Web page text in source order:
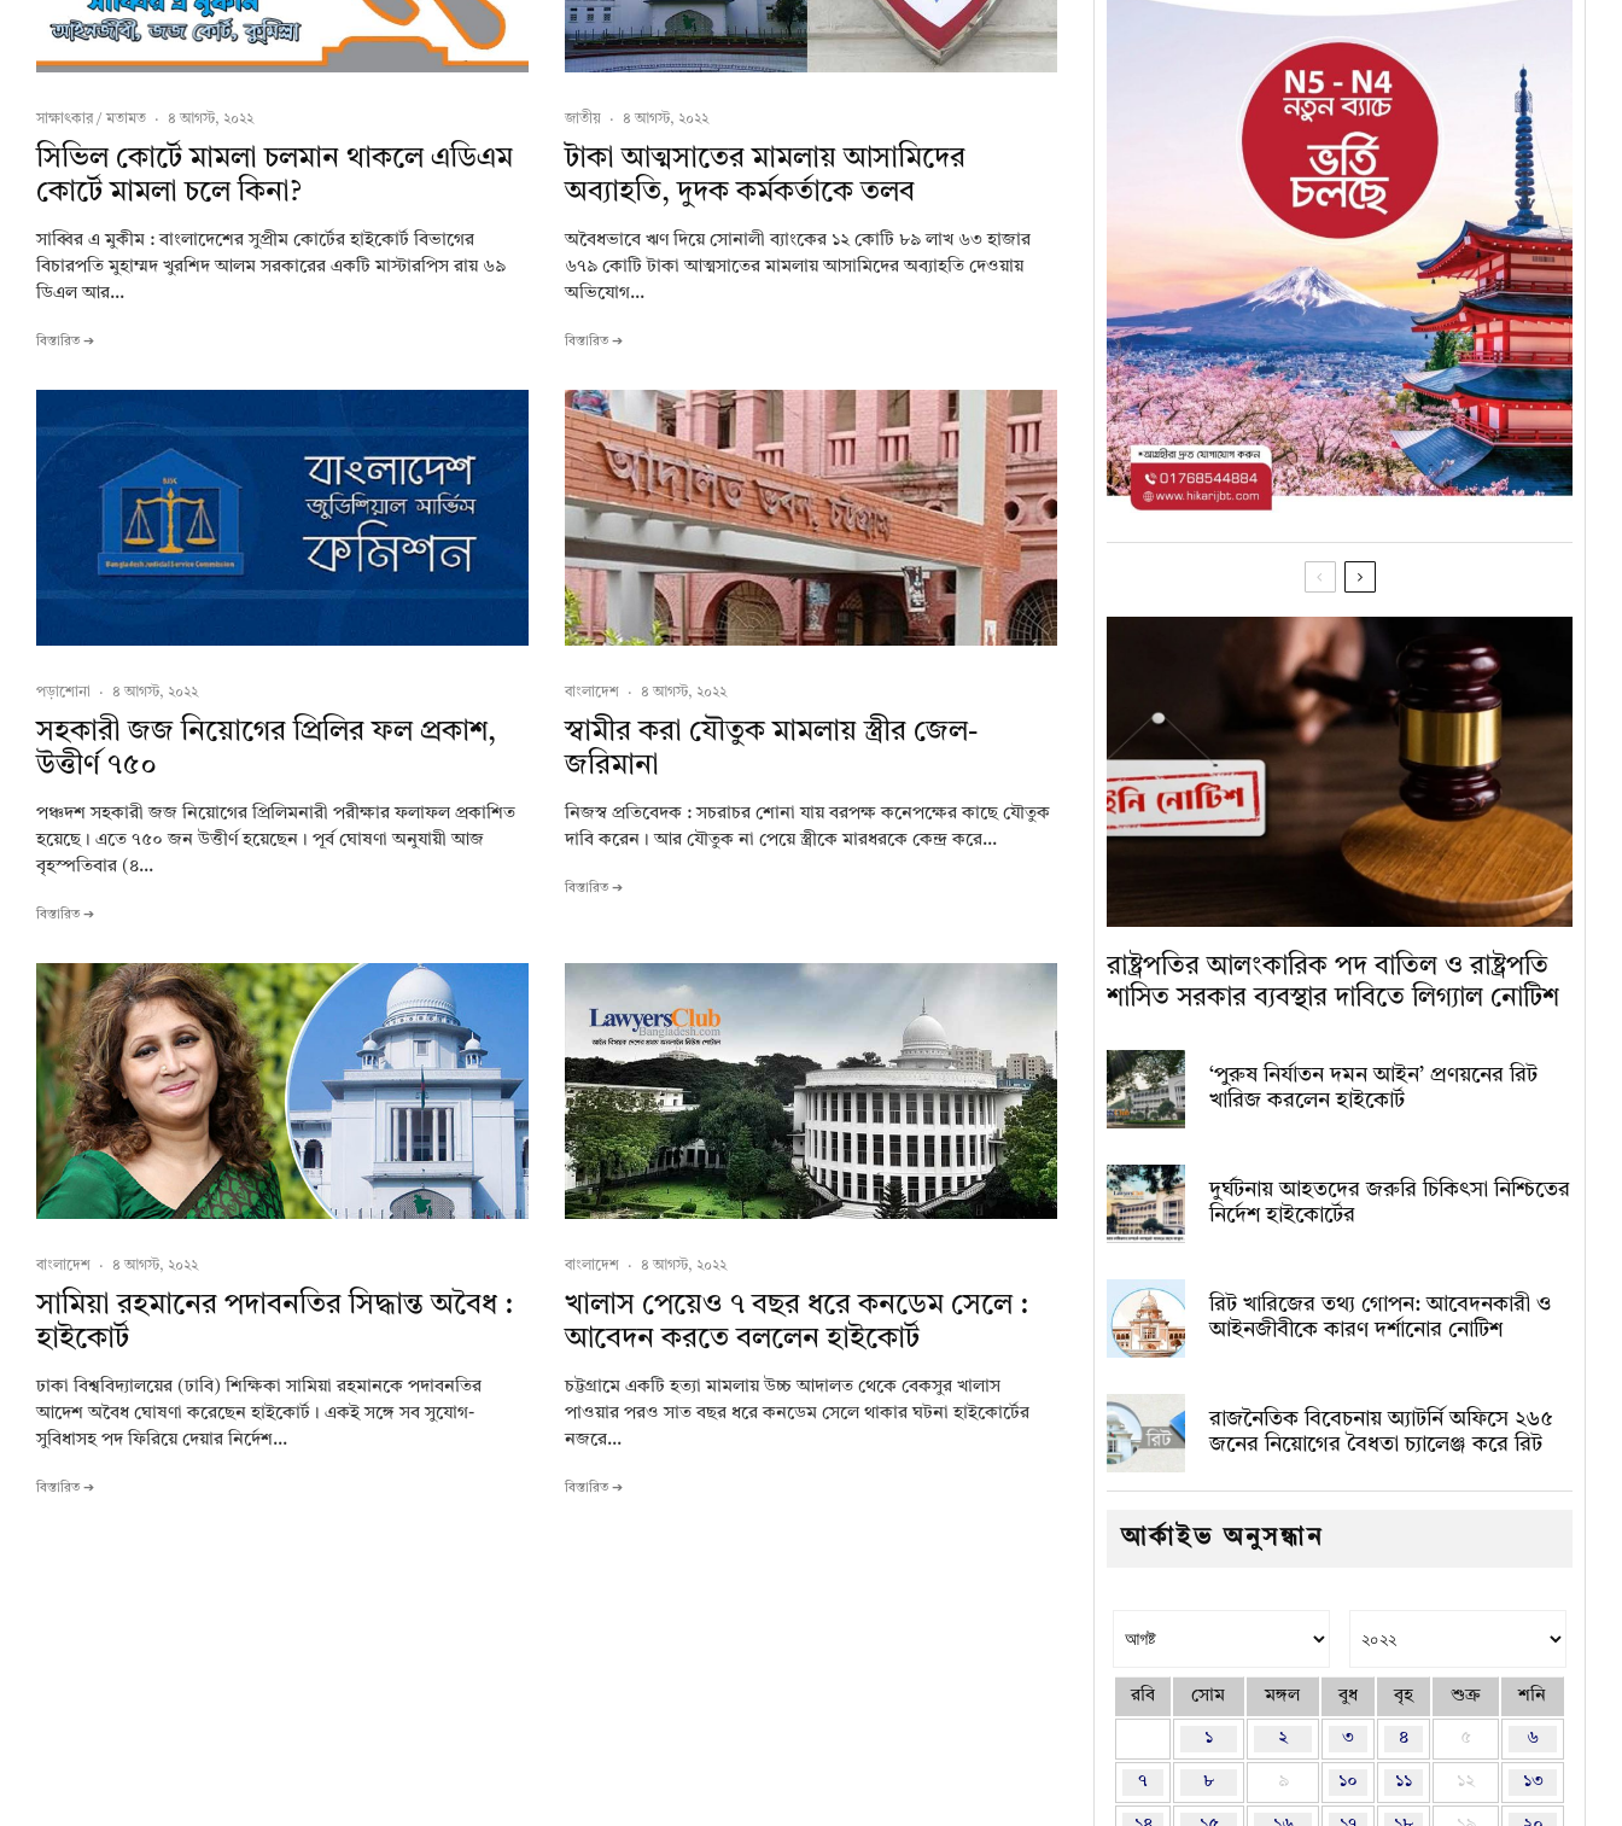
সাক্ষাৎকার / মতামত · ৪ আগস্ট, ২০২২
সিভিল কোর্টে মামলা চলমান থাকলে এডিএম
কোর্টে মামলা চলে কিনা?
সাব্বির এ মুকীম : বাংলাদেশের সুপ্রীম কোর্টের হাইকোর্ট বিভাগের
বিচারপতি মুহাম্মদ খুরশিদ আলম সরকারের একটি মাস্টারপিস রায় ৬৯
ডিএল আর...
বিস্তারিত ➔
জাতীয় · ৪ আগস্ট, ২০২২
টাকা আত্মসাতের মামলায় আসামিদের
অব্যাহতি, দুদক কর্মকর্তাকে তলব
অবৈধভাবে ঋণ দিয়ে সোনালী ব্যাংকের ১২ কোটি ৮৯ লাখ ৬৩ হাজার
৬৭৯ কোটি টাকা আত্মসাতের মামলায় আসামিদের অব্যাহতি দেওয়ায়
অভিযোগ...
বিস্তারিত ➔
পড়াশোনা · ৪ আগস্ট, ২০২২
সহকারী জজ নিয়োগের প্রিলির ফল প্রকাশ,
উত্তীর্ণ ৭৫০
পঞ্চদশ সহকারী জজ নিয়োগের প্রিলিমনারী পরীক্ষার ফলাফল প্রকাশিত
হয়েছে। এতে ৭৫০ জন উত্তীর্ণ হয়েছেন। পূর্ব ঘোষণা অনুযায়ী আজ
বৃহস্পতিবার (৪...
বিস্তারিত ➔
বাংলাদেশ · ৪ আগস্ট, ২০২২
স্বামীর করা যৌতুক মামলায় স্ত্রীর জেল-
জরিমানা
নিজস্ব প্রতিবেদক : সচরাচর শোনা যায় বরপক্ষ কনেপক্ষের কাছে যৌতুক
দাবি করেন। আর যৌতুক না পেয়ে স্ত্রীকে মারধরকে কেন্দ্র করে...
বিস্তারিত ➔
বাংলাদেশ · ৪ আগস্ট, ২০২২
সামিয়া রহমানের পদাবনতির সিদ্ধান্ত অবৈধ :
হাইকোর্ট
ঢাকা বিশ্ববিদ্যালয়ের (ঢাবি) শিক্ষিকা সামিয়া রহমানকে পদাবনতির
আদেশ অবৈধ ঘোষণা করেছেন হাইকোর্ট। একই সঙ্গে সব সুযোগ-
সুবিধাসহ পদ ফিরিয়ে দেয়ার নির্দেশ...
বিস্তারিত ➔
বাংলাদেশ · ৪ আগস্ট, ২০২২
খালাস পেয়েও ৭ বছর ধরে কনডেম সেলে :
আবেদন করতে বললেন হাইকোর্ট
চট্টগ্রামে একটি হত্যা মামলায় উচ্চ আদালত থেকে বেকসুর খালাস
পাওয়ার পরও সাত বছর ধরে কনডেম সেলে থাকার ঘটনা হাইকোর্টের
নজরে...
বিস্তারিত ➔
রাষ্ট্রপতির আলংকারিক পদ বাতিল ও রাষ্ট্রপতি
শাসিত সরকার ব্যবস্থার দাবিতে লিগ্যাল নোটিশ
‘পুরুষ নির্যাতন দমন আইন’ প্রণয়নের রিট
খারিজ করলেন হাইকোর্ট
দুর্ঘটনায় আহতদের জরুরি চিকিৎসা নিশ্চিতের
নির্দেশ হাইকোর্টের
রিট খারিজের তথ্য গোপন: আবেদনকারী ও
আইনজীবীকে কারণ দর্শানোর নোটিশ
রাজনৈতিক বিবেচনায় অ‍্যাটর্নি অফিসে ২৬৫
জনের নিয়োগের বৈধতা চ্যালেঞ্জ করে রিট
আর্কাইভ অনুসন্ধান
রবি সোম মঙ্গল বুধ বৃহ শুক্র শনি
১ ২ ৩ ৪ ৫ ৬
৭ ৮ ৯ ১০ ১১ ১২ ১৩